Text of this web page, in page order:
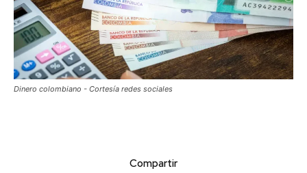
Dinero colombiano - Cortesía redes sociales
Compartir